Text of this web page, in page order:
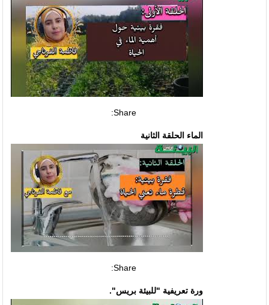
Share:
الماء الحلقة الثانية
Share:
ورة تعريفية "للبيئة بريس".